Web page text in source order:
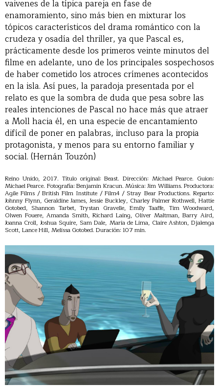
vaivenes de la típica pareja en fase de
enamoramiento, sino más bien en mixturar los
tópicos característicos del drama romántico con la
crudeza y osadía del thriller, ya que Pascal es,
prácticamente desde los primeros veinte minutos del
filme en adelante, uno de los principales sospechosos
de haber cometido los atroces crímenes acontecidos
en la isla. Así pues, la paradoja presentada por el
relato es que la sombra de duda que pesa sobre las
reales intenciones de Pascal no hace más que atraer
a Moll hacia él, en una especie de encantamiento
difícil de poner en palabras, incluso para la propia
protagonista, y menos para su entorno familiar y
social. (Hernán Touzón)
Reino Unido, 2017. Título original: Beast. Dirección: Michael Pearce. Guion:
Michael Pearce. Fotografía: Benjamin Kracun. Música: Jim Williams. Productora:
Agile Films / British Film Institute / Film4 / Stray Bear Productions. Reparto:
Johnny Flynn, Geraldine James, Jessie Buckley, Charley Palmer Rothwell, Hattie
Gotobed, Shannon Tarbet, Trystan Gravelle, Emily Taaffe, Tim Woodward,
Olwen Fouere, Amanda Smith, Richard Laing, Oliver Maltman, Barry Aird,
Joanna Croll, Joshua Squire, Sam Dale, Maria de Lima, Claire Ashton, Djalenga
Scott, Lance Hill, Melissa Gotobed. Duración: 107 min.